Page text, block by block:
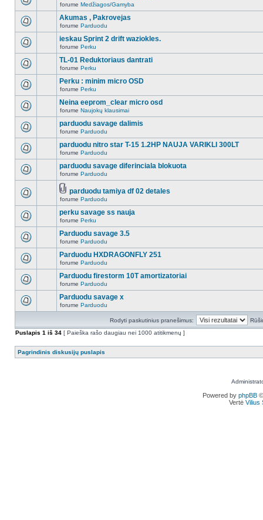
forume Medžiagos/Gamyba
Akumas , Pakrovejas
forume Parduodu
ieskau Sprint 2 drift waziokles.
forume Perku
TL-01 Reduktoriaus dantrati
forume Perku
Perku : minim micro OSD
forume Perku
Neina eeprom_clear micro osd
forume Naujokų klausimai
parduodu savage dalimis
forume Parduodu
parduodu nitro star T-15 1.2HP NAUJA VARIKLI 300LT
forume Parduodu
parduodu savage diferinciala blokuota
forume Parduodu
parduodu tamiya df 02 detales
forume Parduodu
perku savage ss nauja
forume Perku
Parduodu savage 3.5
forume Parduodu
Parduodu HXDRAGONFLY 251
forume Parduodu
Parduodu firestorm 10T amortizatoriai
forume Parduodu
Parduodu savage x
forume Parduodu
Rodyti paskutinius pranešimus:
Puslapis 1 iš 34 [ Paieška rašo daugiau nei 1000 atitikmenų ]
Pagrindinis diskusijų puslapis
Powered by phpBB
Vertė Vilius